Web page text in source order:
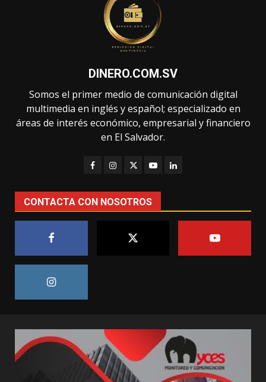
DINERO.COM.SV
Somos el primer medio de comunicación digital
multimedia en inglés y español; especializado en
áreas de interés económico, empresarial y financiero
en El Salvador.
CONTACTA CON NOSOTROS